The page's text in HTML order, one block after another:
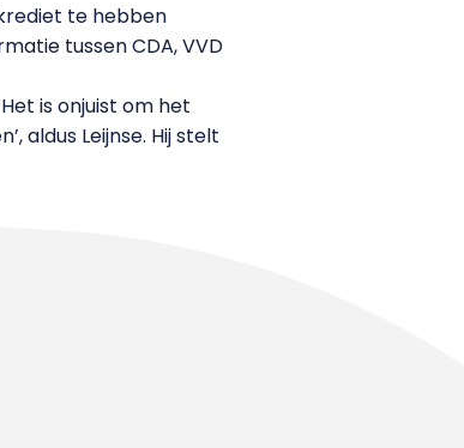
te hebben
tussen CDA, VVD
is onjuist om het
aldus Leijnse. Hij stelt